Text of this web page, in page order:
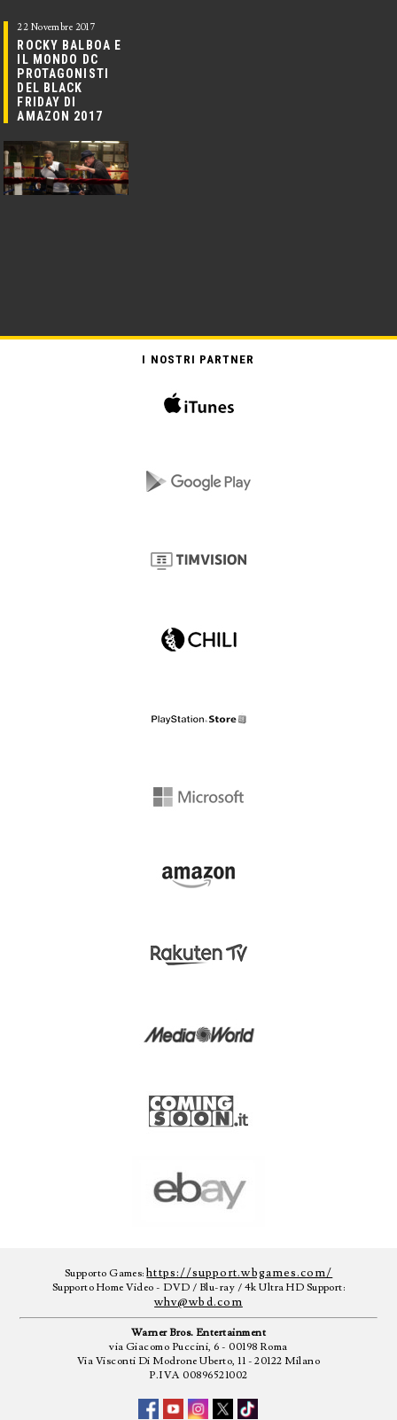
22 Novembre 2017
ROCKY BALBOA E
IL MONDO DC
PROTAGONISTI
DEL BLACK
FRIDAY DI
AMAZON 2017
I NOSTRI PARTNER
Supporto Games:https://support.wbgames.com/
Supporto Home Video - DVD / Blu-ray / 4k Ultra HD Support:
whv@wbd.com
Warner Bros. Entertainment
via Giacomo Puccini, 6 - 00198 Roma
Via Visconti Di Modrone Uberto, 11 - 20122 Milano
P.IVA 00896521002